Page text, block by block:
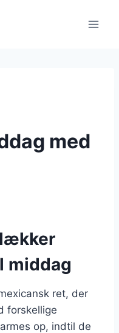
med
lækker
middag
ret, der
forskellige
op, indtil de